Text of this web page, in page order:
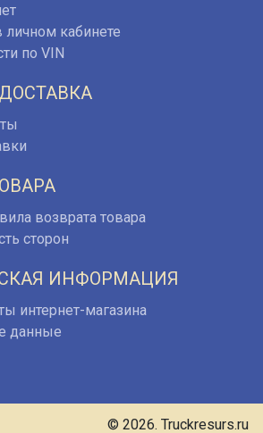
личном кабинете
по VIN
возврата товара
сторон
ИНФОРМАЦИЯ
интернет-магазина
данные
© 2026. Truckresurs.ru